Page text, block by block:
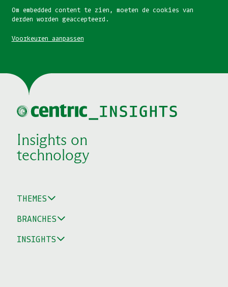
Om embedded content te zien, moeten de cookies van
derden worden geaccepteerd.
Voorkeuren aanpassen
Insights on
technology
THEMES
BRANCHES
INSIGHTS